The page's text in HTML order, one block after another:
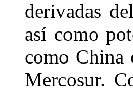
derivadas
así como
como China
Mercosur.